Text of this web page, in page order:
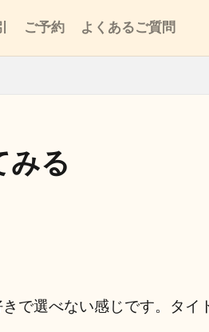
ご予約 よくあるご質問
みる
で選べない感じです。タイ